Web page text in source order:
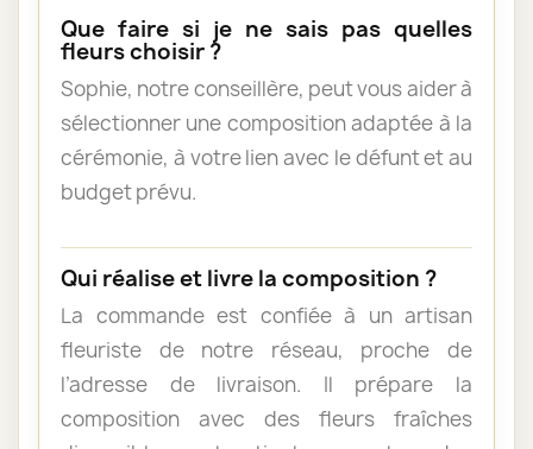
Que faire si je ne sais pas quelles
fleurs choisir ?
Sophie, notre conseillère, peut vous aider à
sélectionner une composition adaptée à la
cérémonie, à votre lien avec le défunt et au
budget prévu.
Qui réalise et livre la composition ?
La commande est confiée à un artisan
fleuriste de notre réseau, proche de
l’adresse de livraison. Il prépare la
composition avec des fleurs fraîches